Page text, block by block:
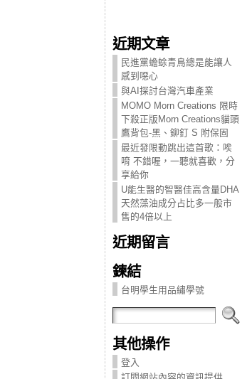
近期文章
民進黨蟾蜍青鳥總是能讓人
感到噁心
與AI探討台灣汽車產業
MOMO Morn Creations 限時
下殺正版Morn Creations貓頭
鷹背包-黑、鉚釘 S 附保固
最近發限動跳出這首歌：唉
唷 不錯喔，一聽就喜歡，分
享給你
U能生醫的智醫佳高含量DHA
天然藻油成分占比多一般市
售的4倍以上
近期留言
鍊結
台明學生用品繡學號
其他操作
登入